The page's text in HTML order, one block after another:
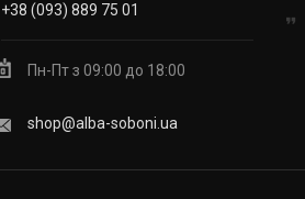
+38 (093) 889 75 01
Пн-Пт з 09:00 до 18:00
shop@alba-soboni.ua